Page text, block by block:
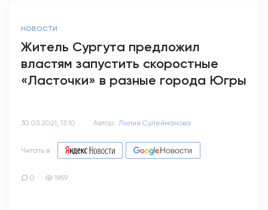
НОВОСТИ
Житель Сургута предложил
властям запустить скоростные
«Ласточки» в разные города Югры
30.03.2021, 13:10 Автор: Лилия Сулейманова
Читать в
0 1959